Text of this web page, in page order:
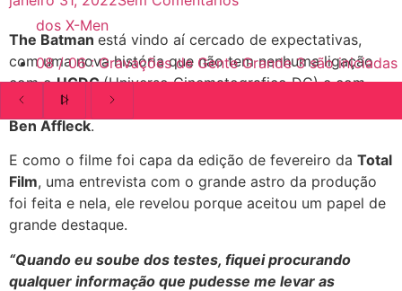
dos X-Men
08 / 06 : Gravações de Gente Grande 3 são iniciadas
The Batman está vindo aí cercado de expectativas,
com uma nova história que não tem nenhuma ligação
com oUCDC(Universo Cinematografico DC) e com
Robert Pattinson
Ben Affleck.
E como o filme foi capa da edição de fevereiro da Total
Film, uma entrevista com o grande astro da produção
foi feita e nela, ele revelou porque aceitou um papel de
grande destaque.
“Quando eu soube dos testes, fiquei procurando
qualquer informação que pudesse me levar as